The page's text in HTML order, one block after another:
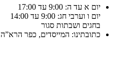
יום א עד ה: 9:00 עד 17:00
יום ו וערבי חג: 9:00 עד 14:00
בחגים ושבתות סגור
כתובתינו: המייסדים, כפר הרא”ה